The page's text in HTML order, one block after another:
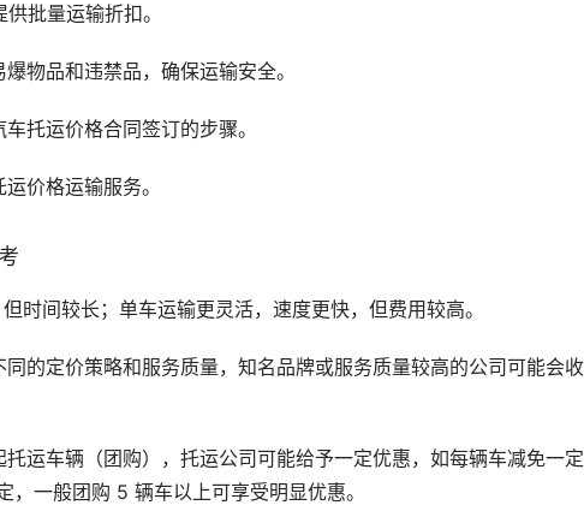
批量运输折扣。
物品和违禁品，确保运输安全。
托运价格合同签订的步骤。
价格运输服务。
时间较长；单车运输更灵活，速度更快，但费用较高。
的定价策略和服务质量，知名品牌或服务质量较高的公司可能会
运车辆（团购），托运公司可能给予一定优惠，如每辆车减免一
一般团购 5 辆车以上可享受明显优惠。